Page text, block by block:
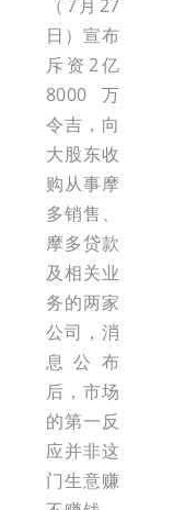
（7月27
日）宣布
斥资2亿
8000万
令吉，向
大股东收
购从事摩
多销售、
摩多贷款
及相关业
务的两家
公司，消
息公布
后，市场
的第一反
应并非这
门生意赚